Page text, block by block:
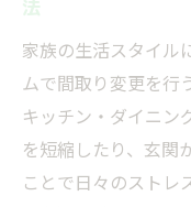
法
家族の生活スタイル
ムで間取り変更を行
キッチン・ダイニン
を短縮したり、玄関
ことで日々のストレ